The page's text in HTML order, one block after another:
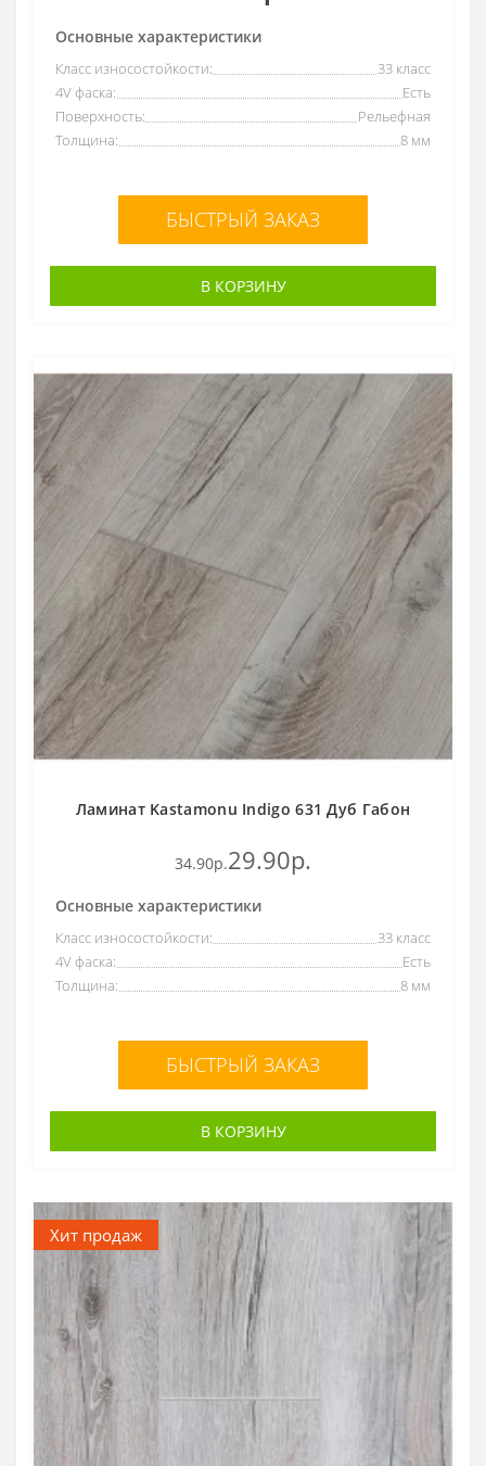
Основные характеристики
Класс износостойкости:
33 класс
4V фаска:
Есть
Поверхность:
Рельефная
Толщина:
8 мм
БЫСТРЫЙ ЗАКАЗ
В КОРЗИНУ
Ламинат Kastamonu Indigo 631 Дуб Габон
34.90р.29.90р.
Основные характеристики
Класс износостойкости:
33 класс
4V фаска:
Есть
Толщина:
8 мм
БЫСТРЫЙ ЗАКАЗ
В КОРЗИНУ
Хит продаж